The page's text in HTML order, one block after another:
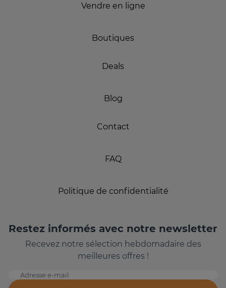
Vendre en ligne
Boutiques
Deals
Blog
Contact
FAQ
Politique de confidentialité
Restez informés avec notre newsletter
Recevez notre sélection hebdomadaire des
meilleures offres !
Adresse e-mail